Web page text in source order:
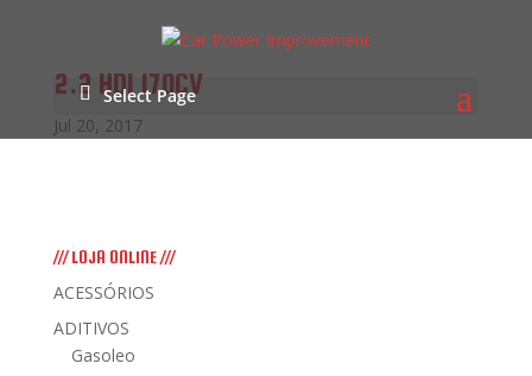
Select Page
2.2 HDI 170CV
Jul 20, 2017
/// LOJA ONLINE ///
ACESSÓRIOS
ADITIVOS
Gasoleo